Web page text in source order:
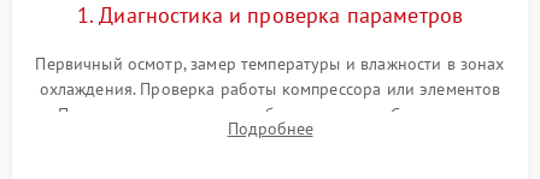
1. Диагностика и проверка параметров
Первичный осмотр, замер температуры и влажности в зонах
охлаждения. Проверка работы компрессора или элементов
Пельтье, оценка уровня вибрации и шума. Считывание
ошибок с модуля управления.
Подробнее